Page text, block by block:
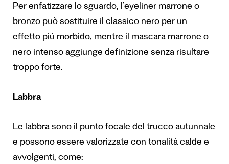
Per enfatizzare lo sguardo, l’eyeliner marrone o
bronzo può sostituire il classico nero per un
effetto più morbido, mentre il mascara marrone o
nero intenso aggiunge definizione senza risultare
troppo forte.
Labbra
Le labbra sono il punto focale del trucco autunnale
e possono essere valorizzate con tonalità calde e
avvolgenti, come: